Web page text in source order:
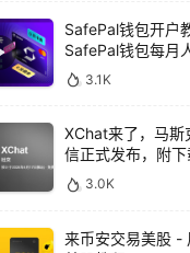
SafePal钱包开户
SafePal钱包每月
消费前666U享受
贴
3.1K
XChat来了，马斯
信正式发布，附
3.0K
来币安交易美股 -